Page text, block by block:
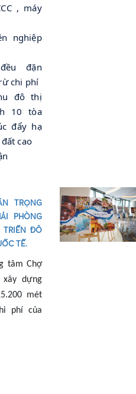
, máy
nghiệp
đặn
chi phí
đô thị
10 tòa
đẩy hạ
cao
TRỌNG
PHÒNG
TRIỂN ĐÔ
TẾ.
tâm Chợ
dựng
00 mét
phí của